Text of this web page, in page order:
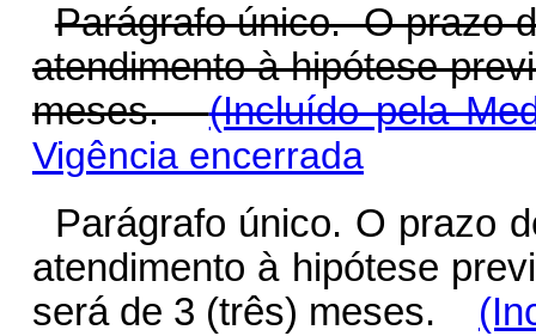
Parágrafo único. O prazo
atendimento à hipótese
meses.(Incluído pela
Vigência encerrada
Parágrafo único. O prazo
atendimento à hipótese
será de 3 (três) meses.